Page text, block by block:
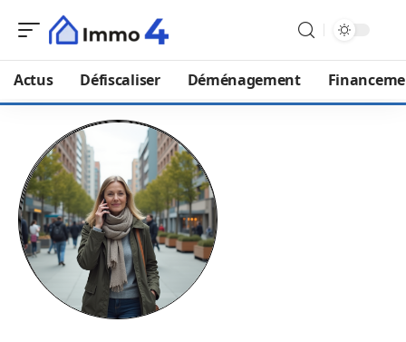
Actus Défiscaliser Déménagement